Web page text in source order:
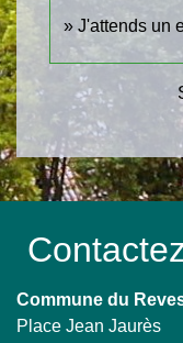
J'attends un
Commune du
Place Jean Jaurès